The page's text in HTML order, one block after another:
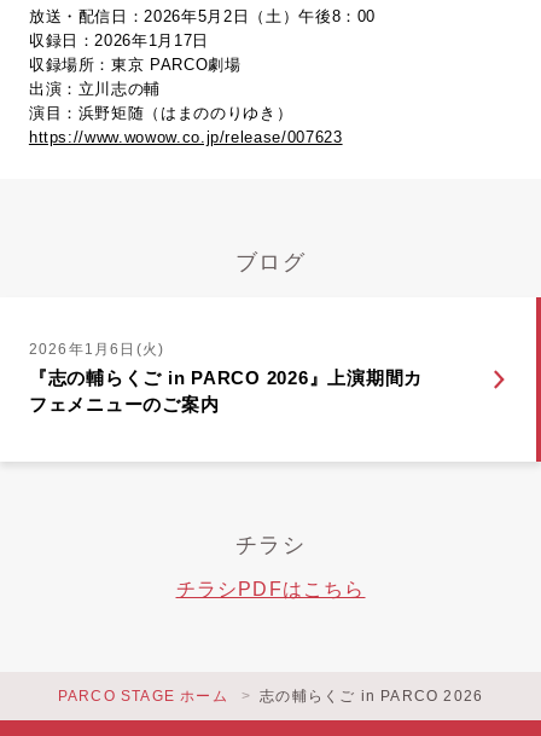
放送・配信日：2026年5月2日（土）午後8：00
収録日：2026年1月17日
収録場所：東京 PARCO劇場
出演：立川志の輔
演目：浜野矩随（はまののりゆき）
https://www.wowow.co.jp/release/007623
ブログ
2026年1月6日(火)
『志の輔らくご in PARCO 2026』上演期間カ
フェメニューのご案内
チラシ
チラシPDFはこちら
PARCO STAGE ホーム 志の輔らくご in PARCO 2026